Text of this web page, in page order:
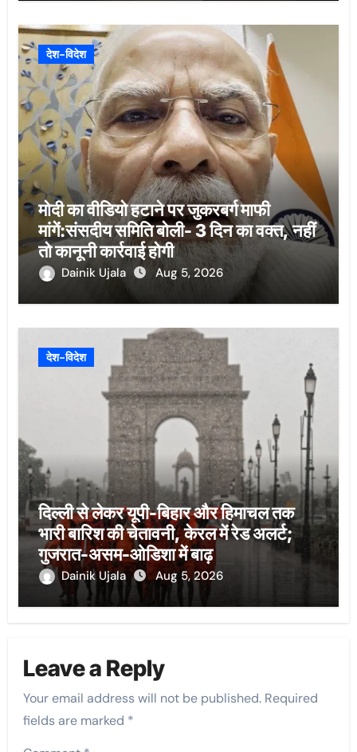
देश-विदेश
मोदी का वीडियो हटाने पर जुकरबर्ग माफी
मांगें:संसदीय समिति बोली- 3 दिन का वक्त, नहीं
तो कानूनी कार्रवाई होगी
Dainik Ujala Aug 5, 2026
देश-विदेश
दिल्ली से लेकर यूपी-बिहार और हिमाचल तक
भारी बारिश की चेतावनी, केरल में रेड अलर्ट;
गुजरात-असम-ओडिशा में बाढ़
Dainik Ujala Aug 5, 2026
Leave a Reply
Your email address will not be published. Required
fields are marked *